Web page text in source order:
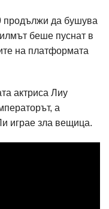
продължи да бушува
беше пуснат в
на платформата
актриса Лиу
а
играе зла вещица.